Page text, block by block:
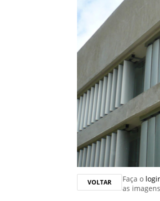
VOLTAR Faça o
as